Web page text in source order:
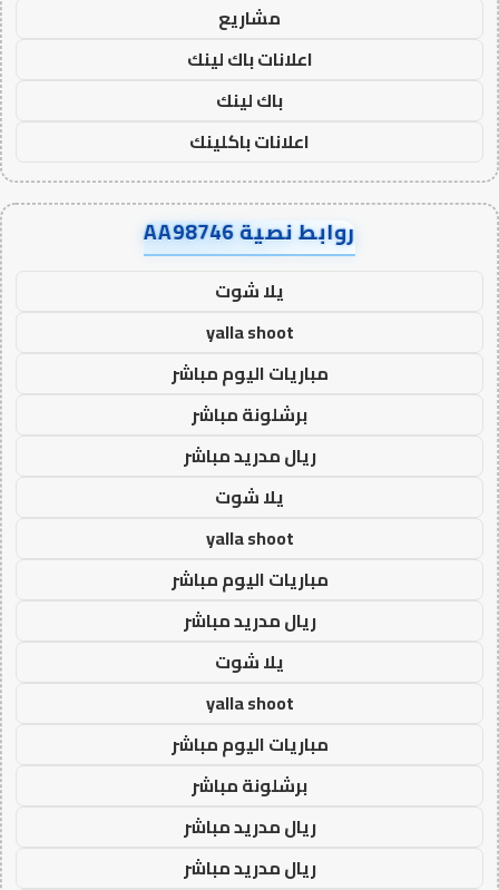
مشاريع
اعلانات باك لينك
باك لينك
اعلانات باكلينك
روابط نصية AA98746
يلا شوت
yalla shoot
مباريات اليوم مباشر
برشلونة مباشر
ريال مدريد مباشر
يلا شوت
yalla shoot
مباريات اليوم مباشر
ريال مدريد مباشر
يلا شوت
yalla shoot
مباريات اليوم مباشر
برشلونة مباشر
ريال مدريد مباشر
ريال مدريد مباشر